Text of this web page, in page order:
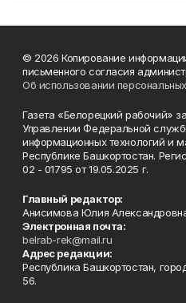
© 2026 Копирование
письменного согласия
Об использовании
Газета «Белорецкий рабочий»
Управлении Федеральной
информационных технологий и
Республике Башкортостан.
02 - 01795 от 19.05.2025 г.
Главный редактор:
Анисимова Юлия
Электронная почта:
belrab-rek@mail.ru
Адрес редакции:
Республика Башкортостан,
56.